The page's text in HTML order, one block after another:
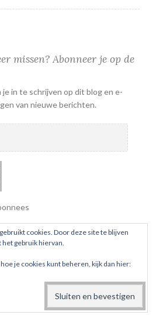
missen? Abonneer je op de
je in te schrijven op dit blog en e-
van nieuwe berichten.
DOOR WORDPRESS
AUTOMATTIC.
cookies. Door deze site te blijven
het gebruik hiervan.
je cookies kunt beheren, kijk dan hier: